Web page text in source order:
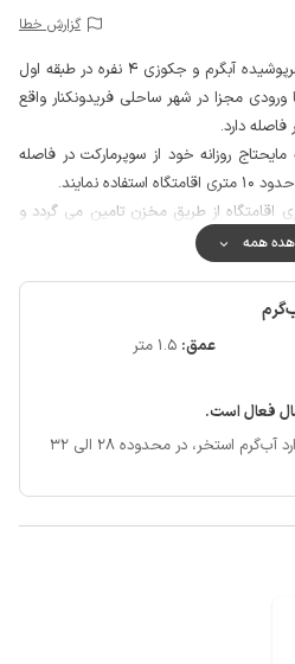
گزارش خطا
این خانه مبله دو خوابه با استخر سرپوشیده آبگرم و جکوزی 4 نفره در طبقه اول
طبقه 5 واحدی با ورودی مجزا در شهر ساحلی فریدونکنار واقع
روزانه خود از سوپرمارکت در فاصله
اقامتگاه از طریق مخزن تامین می گردد و
باشید.
ایرانسل و همراه اول در مکالمه خوب و
شهرک ساحلی خزر شهر و ساحل زیبای دریا
قایق موتوری و موتور چهارچرخ از مکان
همه
عمق: 1.5 متر
فعال است.
دمای استاندارد آب‌گرم استخر، در محدوده 28 الی 32